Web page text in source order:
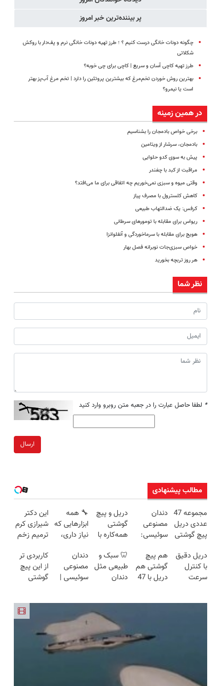
پر بیننده‌ترین خبر امروز
چگونه دونات خانگی درست کنیم ؟ ؛ طرز تهیه دونات خانگی نرم و پف‌دار با روکش
شکلاتی
طرز تهیه کاچی آسان و سریع | کاچی برای چی خوبه؟
بهترین روش خوردن تخم‌مرغ که بیشترین پروتئین را دارد | تخم مرغ آب‌پز بهتر
است یا نیمرو؟
در همین زمینه
برخی خواص بادمجان را بشناسیم
بادمجان، سرشار از ویتامین
پیش به سوی کدو حلوایی
مراقبت از کبد با چغندر
وقتی میوه و سبزی نمی‌خوریم چه اتفاقی برای ما می‌‏افتد؟
کاهش کلسترول با مصرف پیاز
کرفس: یک ضدالتهاب طبیعی
ریواس برای مقابله با تومورهای سرطانی
هویج برای مقابله با سرماخوردگی و آنفلوانزا
خواص سبزی‌جات نوبرانه فصل بهار
هر روز تربچه بخورید
نظر شما
* لطفا حاصل عبارت را در جعبه متن روبرو وارد کنید
ارسال
مطالب پیشنهادی
مجموعه 47
عددی دریل
پیچ گوشتی
(تخفیف به
مدت
محدود)
دندان
مصنوعی
سوئیسی:
فناوری
اروپا، سبک
و مقاوم |
قسطی
دریل و پیچ
گوشتی
همه‌کاره با
هوشمند ⚙️
(نصف
قیمت بازار
🔧 همه
ابزارهایی که
نیاز داری،
جمع شده!
تخفیف به
مدت
این دکتر
شیرازی کرم
ترمیم زخم
ساخت!!!
دریل دقیق
با کنترل
سرعت
هم پیچ
گوشتی هم
دریل با 47
🦷 سبک و
طبیعی مثل
دندان
اقساطی 💳
📍 تهران
دندان
مصنوعی
سوئیسی |
ویزیت
رایگان+پرداخت
اقساطی😍
کاربردی تر
از این پیچ
گوشتی
کاربردی با
ضمانت
بازگشت